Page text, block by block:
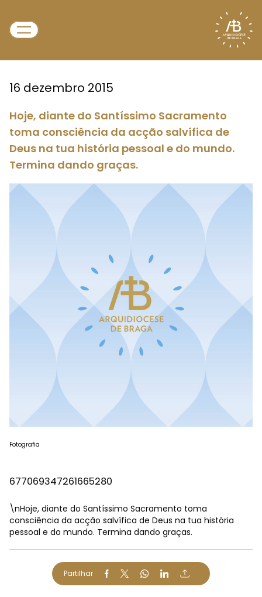
16 dezembro 2015
Hoje, diante do Santíssimo Sacramento
toma consciência da acção salvífica de
Deus na tua história pessoal e do mundo.
Termina dando graças.
Fotografia
677069347261665280
\nHoje, diante do Santíssimo Sacramento toma
consciência da acção salvífica de Deus na tua história
pessoal e do mundo. Termina dando graças.
Partilhar